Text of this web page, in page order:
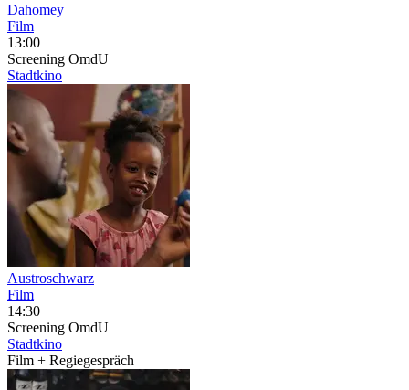
Dahomey
Film
13:00
Screening OmdU
Stadtkino
Austroschwarz
Film
14:30
Screening OmdU
Stadtkino
Film + Regiegespräch